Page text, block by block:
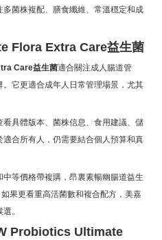
多菌株複配、膳食纖維、常溫穩定和成
Flora Extra Care益生菌
Care益生菌適合關注成人腸道管
它更適合成年人日常管理場景，尤其
具體版本、菌株信息、食用建議、儲
合所有人，仍需要結合個人預算和真
等價格帶複購，昂裏素暢幽腸道益生
果更看重高活菌數和複合配方，美嘉
。
Probiotics Ultimate